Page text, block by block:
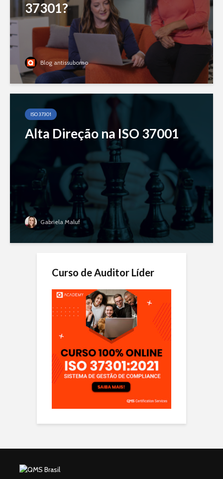
37301?
Blog antissuborno
ISO 37301
Alta Direção na ISO 37001
Gabriela Maluf
Curso de Auditor Líder